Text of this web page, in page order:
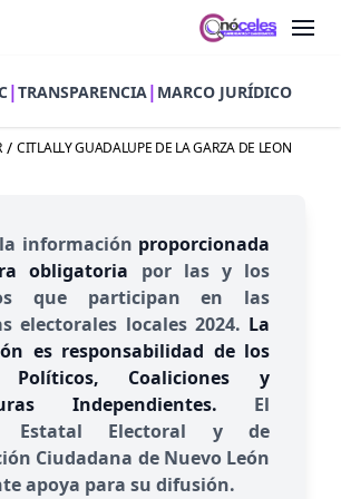
|TRANSPARENCIA| MARCO JURÍDICO
/ CITLALLY GUADALUPE DE LA GARZA DE LEON
información proporcionada
obligatoria por las y los
que participan en las
electorales locales 2024. La
es responsabilidad de los
Políticos, Coaliciones y
Independientes. El
Estatal Electoral y de
Ciudadana de Nuevo León
apoya para su difusión.